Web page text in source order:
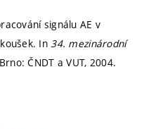
signálu AE v
In34. mezinárodní
Brno: ČNDT a VUT, 2004.